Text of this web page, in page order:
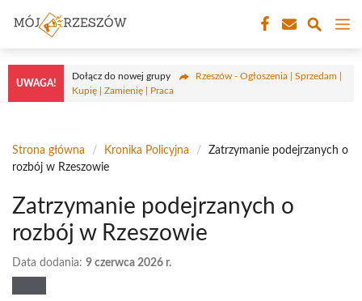
treści
UWAGA!
Dołącz do nowej grupy
Rzeszów - Ogłoszenia | Sprzedam |
Kupię | Zamienię | Praca
Strona główna / Kronika Policyjna /
Zatrzymanie podejrzanych o
rozbój w Rzeszowie
Zatrzymanie podejrzanych o
rozbój w Rzeszowie
Data dodania: 9 czerwca 2026 r.